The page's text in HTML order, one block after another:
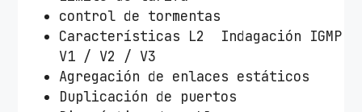
control de tormentas
Características L2 Indagación IGMP
V1 / V2 / V3
Agregación de enlaces estáticos
Duplicación de puertos